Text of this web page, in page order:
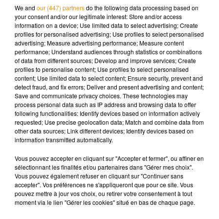
retrouver ses sensations et de voir si sa blessure au genou
gauche est totalement guérie. On a hâte de voir ça.
Musique
7 août 2026
Madonna sort enfin le remix de « Love
Sensation » avec Kylie Minogue
7 août 2026
Angèle et Amélie Lens dévoilent leur
collaboration tant attendue
We and our (447) partnersdo the following data processing based on
your consent and/or our legitimate interest: Store and/or access
information on a device; Use limited data to select advertising; Create
profiles for personalised advertising; Use profiles to select personalised
advertising; Measure advertising performance; Measure content
performance; Understand audiences through statistics or combinations
of data from different sources; Develop and improve services; Create
profiles to personalise content; Use profiles to select personalised
content; Use limited data to select content; Ensure security, prevent and
detect fraud, and fix errors; Deliver and present advertising and content;
Save and communicate privacy choices. These technologies may
process personal data such as IP address and browsing data to offer
following functionalities: Identify devices based on information actively
requested; Use precise geolocation data; Match and combine data from
other data sources; Link different devices; Identify devices based on
information transmitted automatically.
Vous pouvez accepter en cliquant sur "Accepter et fermer", ou affiner en
sélectionnant les finalités et/ou partenaires dans "Gérer mes choix".
Vous pouvez également refuser en cliquant sur "Continuer sans
accepter". Vos préférences ne s'appliqueront que pour ce site. Vous
pouvez mettre à jour vos choix, ou retirer votre consentement à tout
moment via le lien "Gérer les cookies" situé en bas de chaque page.